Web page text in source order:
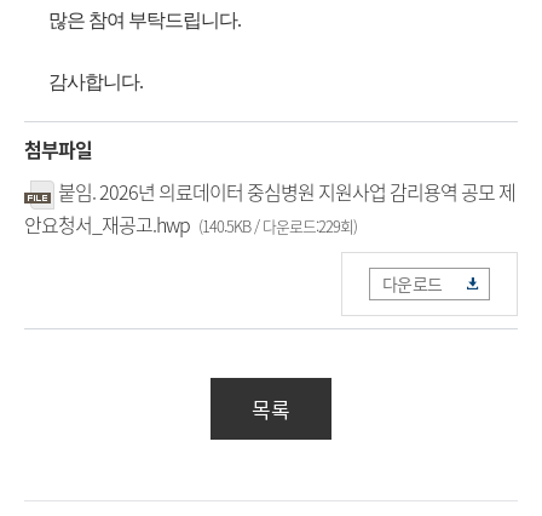
많은 참여 부탁드립니다.
감사합니다.
첨부파일
붙임. 2026년 의료데이터 중심병원 지원사업 감리용역 공모 제
안요청서_재공고.hwp (140.5KB / 다운로드:229회)
다운로드
목록